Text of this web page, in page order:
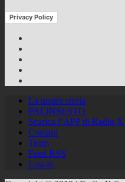
Privacy Policy
La nostra storia
PALINSESTO
Scarica l’APP di Radio X
Contatti
Team
Feed RSS
Log-in